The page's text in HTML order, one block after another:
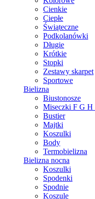
Cienkie
Ciepłe
Świąteczne
Podkolanówki
Długie
Krótkie
Stopki
Zestawy skarpet
Sportowe
Bielizna
Biustonosze
Miseczki F G H
Bustier
Majtki
Koszulki
Body
Termobielizna
Bielizna nocna
Koszulki
Spodenki
Spodnie
Koszule